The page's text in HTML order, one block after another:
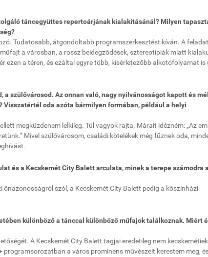
táncegyüttes repertoárjának kialakításánál? Milyen
Tudatosabb, átgondoltabb programszerkesztést kíván. A
a városban, a rossz beidegződések, sztereotípiák miatt
a téren, és ezáltal egyre több, kísérletezőbb alkotófolyamat is
a szülővárosod. Az onnan való, nagy nyilvánosságot kapott és
oda azóta bármilyen formában, például a helyi
megküzdenem lelkileg. Túl vagyok rajta. Márait idézném: „Az
Mivel szülővárosom, családi kötelékek még fűznek oda,
és a Kecskemét City Balett arculata, minek a terepe számodra
szól, a Kecskemét City Balett pedig a kőszínházi
különböző a tánccal különböző műfajok találkoznak. Miért
A Kecskemét City Balett tagjai eredetileg nem
a város prominens művészeit kerestem meg,